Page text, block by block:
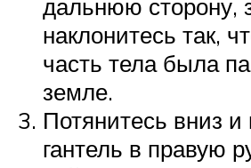
дальнюю сторону,
наклонитесь так,
часть тела была
земле.
Потянитесь вниз и
гантель в правую